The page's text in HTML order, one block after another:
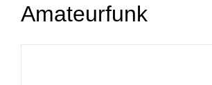
Amateurfunk